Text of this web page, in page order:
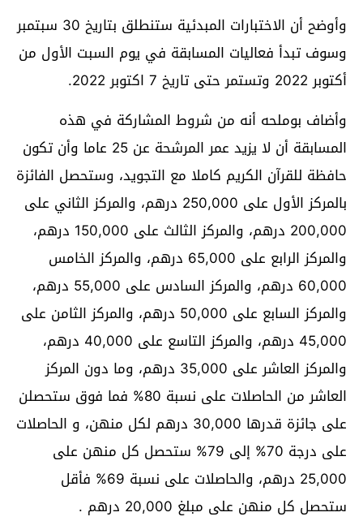
وأوضح أن الاختبارات المبدئية ستنطلق بتاريخ 30 سبتمبر
وسوف تبدأ فعاليات المسابقة في يوم السبت الأول من
أكتوبر 2022 وتستمر حتى تاريخ 7 اكتوبر 2022.
وأضاف بوملحه أنه من شروط المشاركة في هذه
المسابقة أن لا يزيد عمر المرشحة عن 25 عاما وأن تكون
حافظة للقرآن الكريم كاملا مع التجويد، وستحصل الفائزة
بالمركز الأول على 250,000 درهم، والمركز الثاني على
200,000 درهم، والمركز الثالث على 150,000 درهم،
والمركز الرابع على 65,000 درهم، والمركز الخامس
60,000 درهم، والمركز السادس على 55,000 درهم،
والمركز السابع على 50,000 درهم، والمركز الثامن على
45,000 درهم، والمركز التاسع على 40,000 درهم،
والمركز العاشر على 35,000 درهم، وما دون المركز
العاشر من الحاصلات على نسبة 80% فما فوق ستحصلن
على جائزة قدرها 30,000 درهم لكل منهن، و الحاصلات
على درجة 70% إلى 79% ستحصل كل منهن على
25,000 درهم، والحاصلات على نسبة 69% فأقل
ستحصل كل منهن على مبلغ 20,000 درهم .